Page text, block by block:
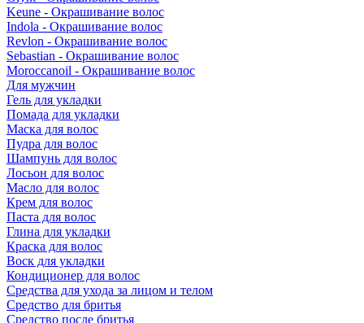
Keune - Окрашивание волос
Indola - Окрашивание волос
Revlon - Окрашивание волос
Sebastian - Окрашивание волос
Moroccanoil - Окрашивание волос
Для мужчин
Гель для укладки
Помада для укладки
Маска для волос
Пудра для волос
Шампунь для волос
Лосьон для волос
Масло для волос
Крем для волос
Паста для волос
Глина для укладки
Краска для волос
Воск для укладки
Кондиционер для волос
Средства для ухода за лицом и телом
Средство для бритья
Средство после бритья